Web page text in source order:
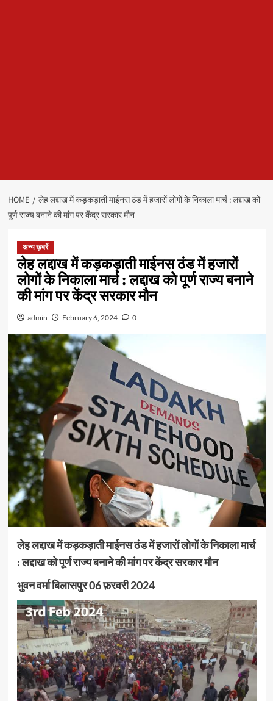
HOME
लेह लद्दाख में कड़कड़ाती माईनस ठंड में हजारों लोगों के निकाला मार्च : लद्दाख को
पूर्ण राज्य बनाने की मांग पर केंद्र सरकार मौन
अन्य ख़बरें
लेह लद्दाख में कड़कड़ाती माईनस ठंड में हजारों
लोगों के निकाला मार्च : लद्दाख को पूर्ण राज्य बनाने
की मांग पर केंद्र सरकार मौन
admin February 6, 2024 0
लेह लद्दाख में कड़कड़ाती माईनस ठंड में हजारों लोगों के निकाला मार्च
: लद्दाख को पूर्ण राज्य बनाने की मांग पर केंद्र सरकार मौन
भुवन वर्मा बिलासपुर 06 फ़रवरी 2024